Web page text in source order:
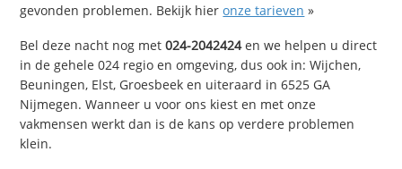
gevonden problemen. Bekijk hieronze tarieven »
Bel deze nacht nog met024-2042424en we helpen u direct
in de gehele 024 regio en omgeving, dus ook in: Wijchen,
Beuningen, Elst, Groesbeek en uiteraard in 6525 GA
Nijmegen. Wanneer u voor ons kiest en met onze
vakmensen werkt dan is de kans op verdere problemen
klein.